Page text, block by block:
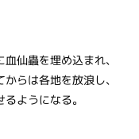
仙蟲を埋め込まれ、
らは各地を放浪し、
ようになる。